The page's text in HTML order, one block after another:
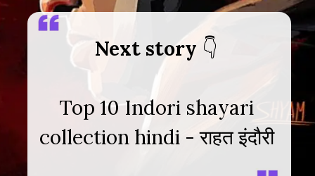
Next story
Top 10 Indori shayari
collection hindi - राहत इंदौरी